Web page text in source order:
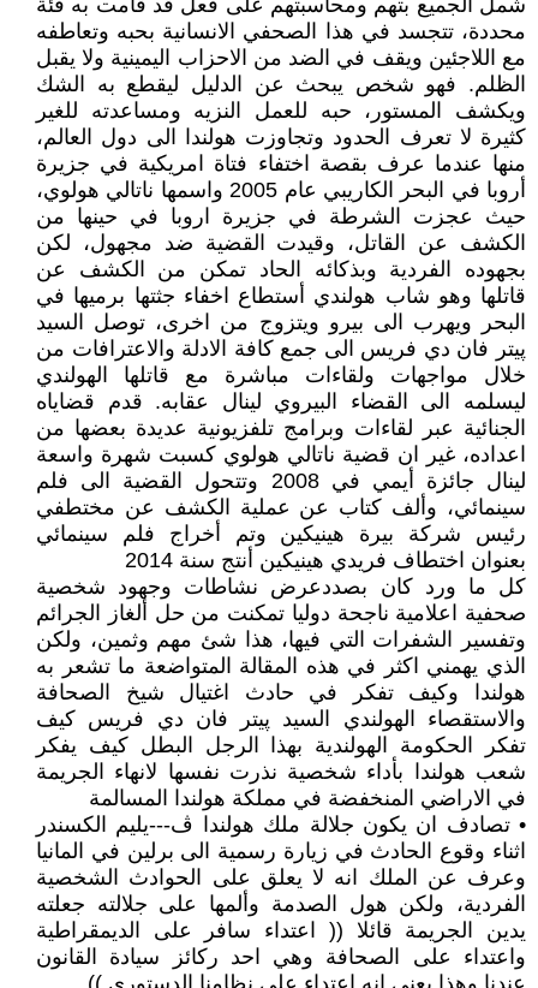
شمل الجميع بتهم ومحاسبتهم على فعل قد قامت به فئة
محددة، تتجسد في هذا الصحفي الانسانية بحبه وتعاطفه
مع اللاجئين ويقف في الضد من الاحزاب اليمينية ولا يقبل
الظلم. فهو شخص يبحث عن الدليل ليقطع به الشك
ويكشف المستور، حبه للعمل النزيه ومساعدته للغير
كثيرة لا تعرف الحدود وتجاوزت هولندا الى دول العالم،
منها عندما عرف بقصة اختفاء فتاة امريكية في جزيرة
أروبا في البحر الكاريبي عام 2005 واسمها ناتالي هولوي،
حيث عجزت الشرطة في جزيرة اروبا في حينها من
الكشف عن القاتل، وقيدت القضية ضد مجهول، لكن
بجهوده الفردية وبذكائه الحاد تمكن من الكشف عن
قاتلها وهو شاب هولندي أستطاع اخفاء جثتها برميها في
البحر ويهرب الى بيرو ويتزوج من اخرى، توصل السيد
پيتر فان دي فريس الى جمع كافة الادلة والاعترافات من
خلال مواجهات ولقاءات مباشرة مع قاتلها الهولندي
ليسلمه الى القضاء البيروي لينال عقابه. قدم قضاياه
الجنائية عبر لقاءات وبرامج تلفزيونية عديدة بعضها من
اعداده، غير ان قضية ناتالي هولوي كسبت شهرة واسعة
لينال جائزة أيمي في 2008 وتتحول القضية الى فلم
سينمائي، وألف كتاب عن عملية الكشف عن مختطفي
رئيس شركة بيرة هينيكين وتم أخراج فلم سينمائي
بعنوان اختطاف فريدي هينيكين أنتج سنة 2014
كل ما ورد كان بصددعرض نشاطات وجهود شخصية
صحفية اعلامية ناجحة دوليا تمكنت من حل ألغاز الجرائم
وتفسير الشفرات التي فيها، هذا شئ مهم وثمين، ولكن
الذي يهمني اكثر في هذه المقالة المتواضعة ما تشعر به
هولندا وكيف تفكر في حادث اغتيال شيخ الصحافة
والاستقصاء الهولندي السيد پيتر فان دي فريس كيف
تفكر الحكومة الهولندية بهذا الرجل البطل كيف يفكر
شعب هولندا بأداء شخصية نذرت نفسها لانهاء الجريمة
في الاراضي المنخفضة في مملكة هولندا المسالمة
• تصادف ان يكون جلالة ملك هولندا ڤ---يليم الكسندر
اثناء وقوع الحادث في زيارة رسمية الى برلين في المانيا
وعرف عن الملك انه لا يعلق على الحوادث الشخصية
الفردية، ولكن هول الصدمة وألمها على جلالته جعلته
يدين الجريمة قائلا (( اعتداء سافر على الديمقراطية
واعتداء على الصحافة وهي احد ركائز سيادة القانون